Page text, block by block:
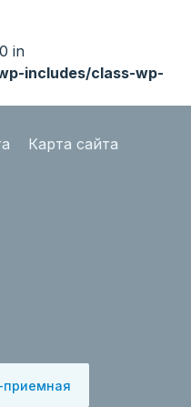
in
includes/class-wp-
Карта сайта
приемная